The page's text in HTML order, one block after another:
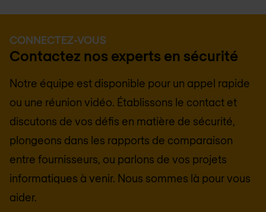
CONNECTEZ-VOUS
Contactez nos experts en sécurité
Notre équipe est disponible pour un appel rapide
ou une réunion vidéo. Établissons le contact et
discutons de vos défis en matière de sécurité,
plongeons dans les rapports de comparaison
entre fournisseurs, ou parlons de vos projets
informatiques à venir. Nous sommes là pour vous
aider.